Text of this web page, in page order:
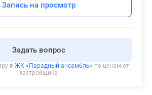
Запись на просмотр
Задать вопрос
в ЖК «Парадный ансамбль» по ценам от
застройщика